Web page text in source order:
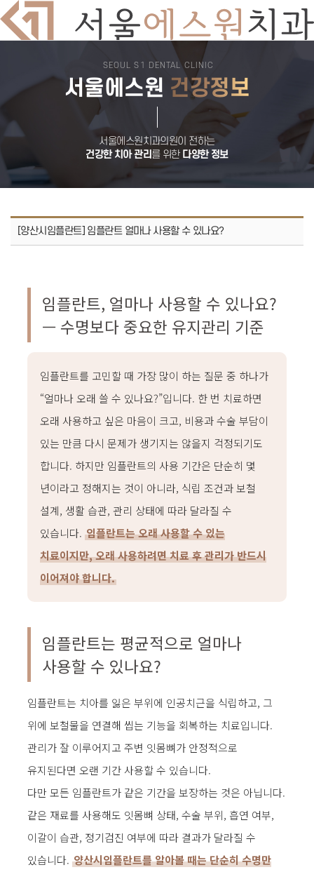
의료진소개
둘러보기
진료시간
서울에스원 특별함
디지털 치과 진료
자연치아 보존원칙
검증된 재료
쾌적한 진료환경
전악 임플란트
임플란트 틀니
부분교정
덧니교정
어린이성장교정
중장년교정
잇몸성형
지르코니아
치아미백
자연치아살리기
신경치료
스케일링
커뮤니티
공지사항
전후사진
건강정보
에스원칼럼
치과소개
서울에스원 특별함
치아교정
심미치료
일반진료
커뮤니티
SEOUL S1 DENTAL CLINIC
서울에스원 건강정보
서울에스원치과의원이 전하는
건강한 치아 관리를 위한 다양한 정보
[양산시임플란트] 임플란트 얼마나 사용할 수 있나요?
임플란트, 얼마나 사용할 수 있나요?
— 수명보다 중요한 유지관리 기준
임플란트를 고민할 때 가장 많이 하는 질문 중 하나가
“얼마나 오래 쓸 수 있나요?”입니다. 한 번 치료하면
오래 사용하고 싶은 마음이 크고, 비용과 수술 부담이
있는 만큼 다시 문제가 생기지는 않을지 걱정되기도
합니다. 하지만 임플란트의 사용 기간은 단순히 몇
년이라고 정해지는 것이 아니라, 식립 조건과 보철
설계, 생활 습관, 관리 상태에 따라 달라질 수
있습니다. 임플란트는 오래 사용할 수 있는
치료이지만, 오래 사용하려면 치료 후 관리가 반드시
이어져야 합니다.
임플란트는 평균적으로 얼마나
사용할 수 있나요?
임플란트는 치아를 잃은 부위에 인공치근을 식립하고, 그
위에 보철물을 연결해 씹는 기능을 회복하는 치료입니다.
관리가 잘 이루어지고 주변 잇몸뼈가 안정적으로
유지된다면 오랜 기간 사용할 수 있습니다.
다만 모든 임플란트가 같은 기간을 보장하는 것은 아닙니다.
같은 재료를 사용해도 잇몸뼈 상태, 수술 부위, 흡연 여부,
이갈이 습관, 정기검진 여부에 따라 결과가 달라질 수
있습니다. 양산시임플란트를 알아볼 때는 단순히 수명만